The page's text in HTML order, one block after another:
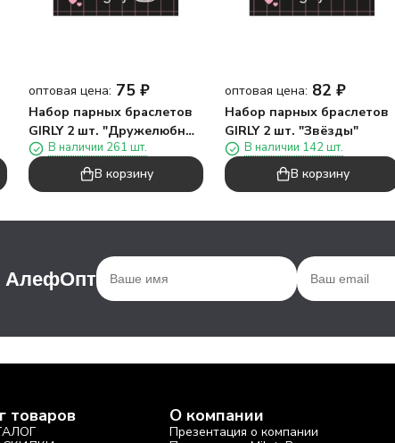
оптовая цена: 75 ₽
Набор парных браслетов
GIRLY 2 шт. "Дружелюбные
монстры"
В наличии 261 шт.
В корзину
оптовая цена: 82 ₽
Набор парных браслетов
GIRLY 2 шт. "Звёзды"
В наличии 142 шт.
В корзину
АлефОпт
товаров О компании
Презентация о компании